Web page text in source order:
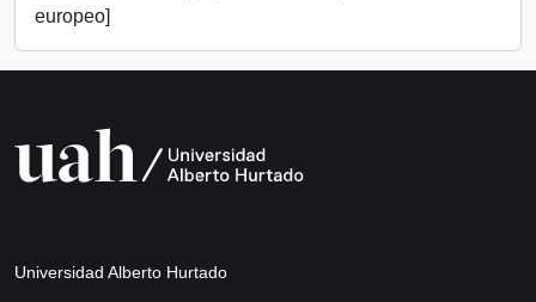
europeo]
Universidad Alberto Hurtado